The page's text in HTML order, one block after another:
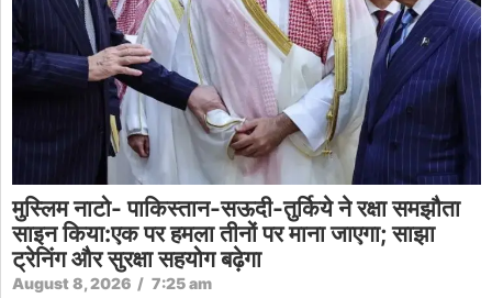
मुस्लिम नाटो- पाकिस्तान-सऊदी-तुर्किये ने रक्षा समझौता
साइन किया:एक पर हमला तीनों पर माना जाएगा; साझा
ट्रेनिंग और सुरक्षा सहयोग बढ़ेगा
August 8, 2026 / 7:25 am